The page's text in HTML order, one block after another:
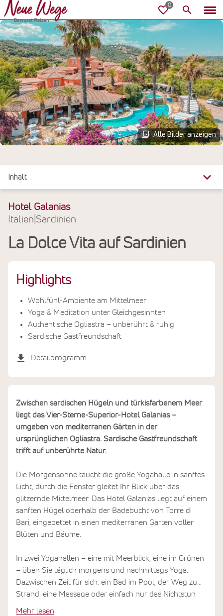
Alle Bilder anzeigen
Inhalt
Überblick
Reiseinfos
Termine & Preise
Hotel Galanias
Italien Sardinien
La Dolce Vita auf Sardinien
Highlights
Wohlfühl-Ambiente am Mittelmeer
Yoga & Meditation unter Gleichgesinnten
Authentische Ogliastra – unberührt & ruhig
Sardische Gastfreundschaft
Detailprogramm
Zwischen sardischen Hügeln und türkisfarbenem Meer
liegt das Vier-Sterne-Superior-Hotel Galanias –
umgeben von mediterranen Gärten in der
ursprünglichen Ogliastra. Sardische Gastfreundschaft
trifft auf unberührte Natur.
Die Morgensonne taucht die große Yogahalle in sanftes
Licht, durch die Fenster gleitet Ihr Blick über das
glitzernde Mittelmeer. Das Hotel Galanias liegt auf einem
sanften Hügel oberhalb der Badebucht von Torre di
Bari, eingebettet in einen mediterranen Garten voller
Blüten und Bäume.
In zwei Yogahallen – eine mit Meerblick, eine im Grünen
– üben Sie täglich morgens und nachmittags Yoga.
Dazwischen Zeit für sich: ein Bad im Pool, der Weg zum
Strand, eine Massage oder einfach nur das Nichtstun
Mehr lesen